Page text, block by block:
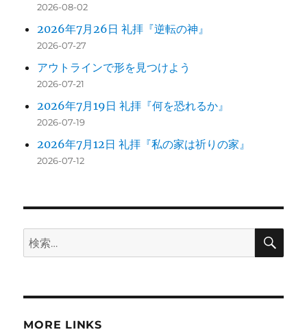
2026-08-02
2026年7月26日 礼拝『逆転の神』
2026-07-27
アウトラインで形を見つけよう
2026-07-21
2026年7月19日 礼拝『何を恐れるか』
2026-07-19
2026年7月12日 礼拝『私の家は祈りの家』
2026-07-12
検
索:
検
MORE LINKS